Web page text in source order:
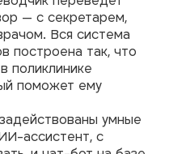
— с секретарем,
Вся система
построена так, что
поликлинике
поможет ему
умные
ассистент, с